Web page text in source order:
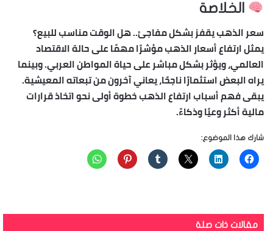
الخلاصة
سعر الذهب يقفز بشكل مفاجئ.. هل الوقت مناسب للبيع؟
يمثلارتفاع أسعار الذهبمؤشرًا مهمًا على حالة الاقتصاد
العالمي، ويؤثر بشكل مباشر على حياة المواطن العربي. وبينما
يراه البعض استثمارًا ناجحًا، يعاني آخرون من تبعاته المعيشية.
يبقى فهم أسباب ارتفاع الذهب خطوة أولى نحو اتخاذ قرارات
مالية أكثر وعيًا وذكاءً.
شارك هذا الموضوع:
مقالات ذات صلة